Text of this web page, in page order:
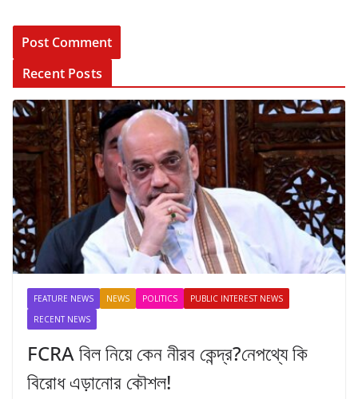
Recent Posts
FEATURE NEWS NEWS POLITICS
PUBLIC INTEREST NEWS
RECENT NEWS
FCRA বিল নিয়ে কেন নীরব কেন্দ্র?নেপথ্যে কি
বিরোধ এড়ানোর কৌশল!